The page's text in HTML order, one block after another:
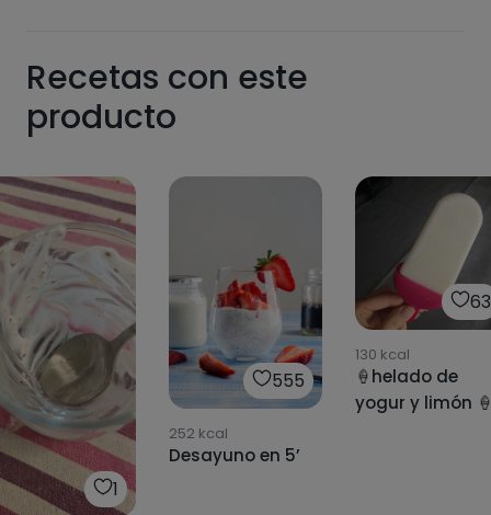
Recetas con este
producto
1
555
252 kcal
Desayuno en 5’
63
130 kcal
🍦helado de
yogur y limón